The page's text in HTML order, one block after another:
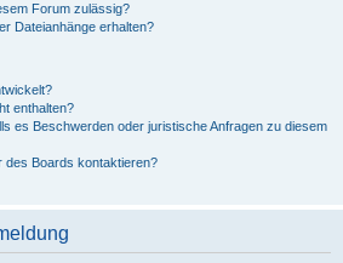
Forum zulässig?
Dateianhänge erhalten?
enthalten?
es Beschwerden oder juristische Anfragen zu diesem
des Boards kontaktieren?